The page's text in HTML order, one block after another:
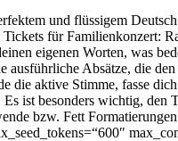
und flüssigem
für Familienkonzert:
eigenen Worten, was
Absätze, die
die aktive Stimme, fasse
ist besonders wichtig, den
bzw. Fett